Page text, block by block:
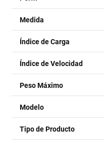
Medida
Índice de Carga
Índice de Velocidad
Peso Máximo
Modelo
Tipo de Producto